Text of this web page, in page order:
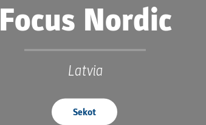
Focus Nordic
Latvia
Sekot